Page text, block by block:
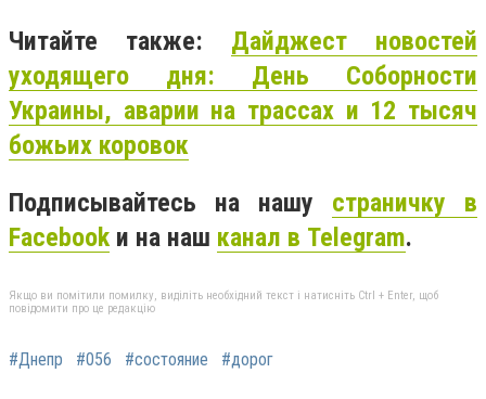
Читайте также: Дайджест новостей
уходящего дня: День Соборности
Украины, аварии на трассах и 12 тысяч
божьих коровок
Подписывайтесь на нашу страничку в
Facebook и на наш канал в Telegram.
Якщо ви помітили помилку, виділіть необхідний текст і натисніть Ctrl + Enter, щоб
повідомити про це редакцію
#Днепр #056 #состояние #дорог